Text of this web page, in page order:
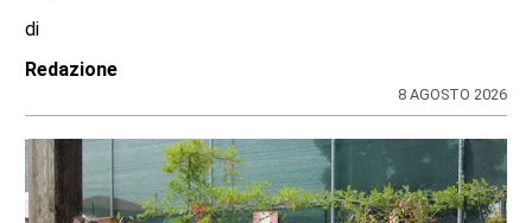
di
Redazione
8 AGOSTO 2026